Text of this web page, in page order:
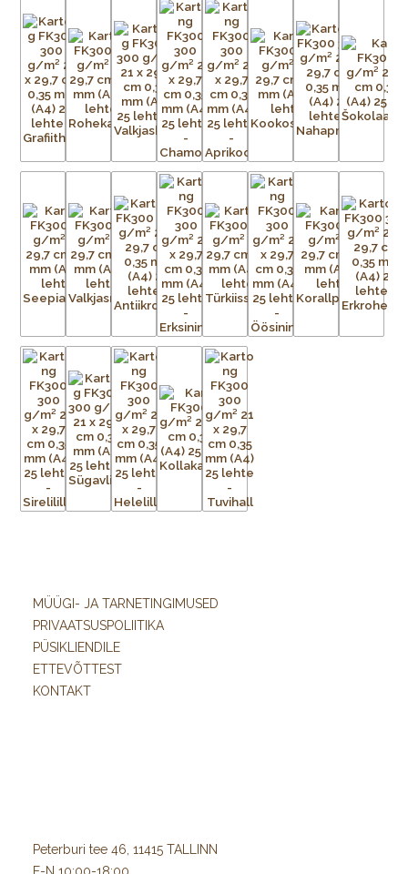
MÜÜGI- JA TARNETINGIMUSED
PRIVAATSUSPOLIITIKA
PÜSIKLIENDILE
ETTEVÕTTEST
KONTAKT
Peterburi tee 46, 11415 TALLINN